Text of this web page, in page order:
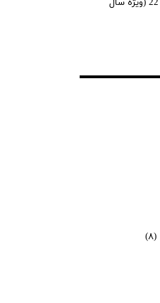
گذاری در منطقه 22 (ویژه سال
(۸)